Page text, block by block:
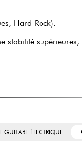
Hard-Rock).
stabilité
GUITARE ÉLECTRIQUE